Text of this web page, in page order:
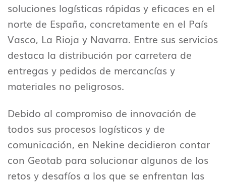
soluciones logísticas rápidas y eficaces en el
norte de España, concretamente en el País
Vasco, La Rioja y Navarra. Entre sus servicios
destaca la distribución por carretera de
entregas y pedidos de mercancías y
materiales no peligrosos.
Debido al compromiso de innovación de
todos sus procesos logísticos y de
comunicación, en Nekine decidieron contar
con Geotab para solucionar algunos de los
retos y desafíos a los que se enfrentan las